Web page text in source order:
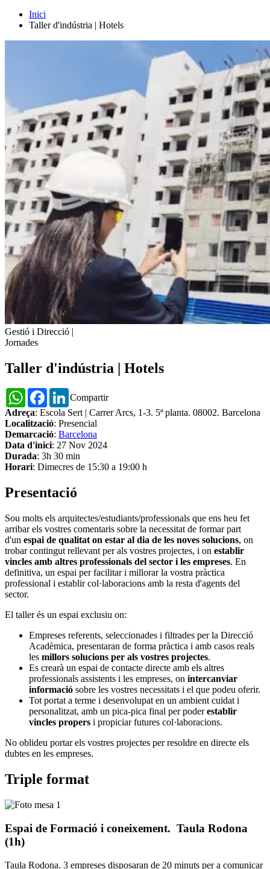
Inici
Taller d'indústria | Hotels
Gestió i Direcció |
Jornades
Taller d'indústria | Hotels
Compartir
WhatsAppFacebookLinkedIn
Adreça: Escola Sert | Carrer Arcs, 1-3. 5ª planta. 08002. Barcelona
Localització: Presencial
Demarcació: Barcelona
Data d'inici: 27 Nov 2024
Durada: 3h 30 min
Horari: Dimecres de 15:30 a 19:00 h
Presentació
Sou molts els arquitectes/estudiants/professionals que ens heu fet
arribar els vostres comentaris sobre la necessitat de formar part
d'un espai de qualitat on estar al dia de les noves solucions, on
trobar contingut rellevant per als vostres projectes, i on establir
vincles amb altres professionals del sector i les empreses. En
definitiva, un espai per facilitar i millorar la vostra pràctica
professional i establir col·laboracions amb la resta d'agents del
sector.
El taller és un espai exclusiu on:
Empreses referents, seleccionades i filtrades per la Direcció
Acadèmica, presentaran de forma pràctica i amb casos reals
les millors solucions per als vostres projectes.
Es crearà un espai de contacte directe amb els altres
professionals assistents i les empreses, on intercanviar
informació sobre les vostres necessitats i el que podeu oferir.
Tot portat a terme i desenvolupat en un ambient cuidat i
personalitzat, amb un pica-pica final per poderestablir
vincles propers i propiciar futures col·laboracions.
No oblideu portar els vostres projectes per resoldre en directe els
dubtes en les empreses.
Triple format
Espai de Formació i coneixement. Taula Rodona
(1h)
Taula Rodona. 3 empreses disposaran de 20 minuts per a comunicar